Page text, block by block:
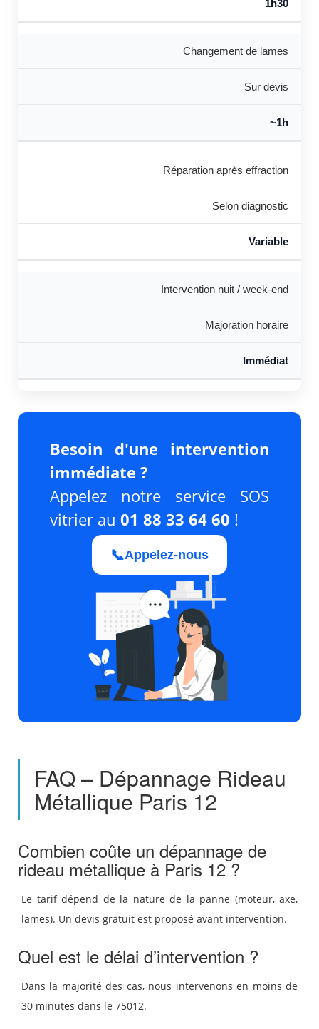
1h30
Changement de lames
Sur devis
~1h
Réparation après effraction
Selon diagnostic
Variable
Intervention nuit / week-end
Majoration horaire
Immédiat
Besoin d'une intervention
immédiate ?
Appelez notre service SOS
vitrier au 01 88 33 64 60 !
📞Appelez-nous
FAQ – Dépannage Rideau
Métallique Paris 12
Combien coûte un dépannage de
rideau métallique à Paris 12 ?
Le tarif dépend de la nature de la panne (moteur, axe,
lames). Un devis gratuit est proposé avant intervention.
Quel est le délai d’intervention ?
Dans la majorité des cas, nous intervenons en moins de
30 minutes dans le 75012.